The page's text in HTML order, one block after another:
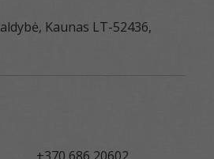
Kaunas LT-52436,